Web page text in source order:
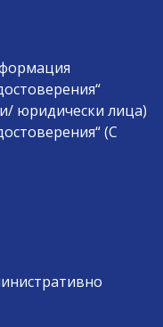
юридически лица)
(С